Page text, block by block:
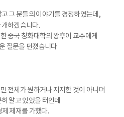
그 분들의 이야기를 경청하였는데 ,
개하겠습니다.
중국 칭화대학의 왕후이 교수에게
질문을 던졌습니다
전체가 원하거나 지지한 것이 아니며
알고 있었을 터인데
제재를 가했다.